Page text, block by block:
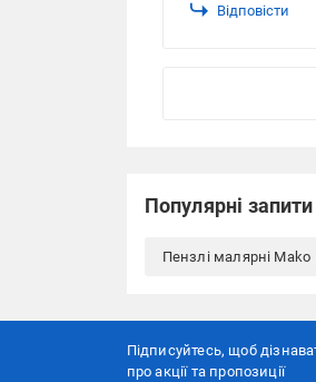
Відповісти
Популярні запити
Пензлі малярні Mako
Підписуйтесь, щоб
про акції та пропозиції